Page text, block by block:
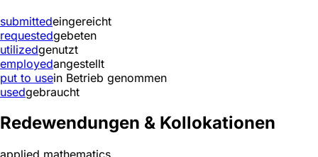
submittedeingereicht
requestedgebeten
utilizedgenutzt
employedangestellt
put to usein Betrieb genommen
usedgebraucht
Redewendungen & Kollokationen